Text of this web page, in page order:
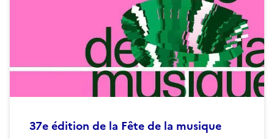
37e édition de la Fête de la musique